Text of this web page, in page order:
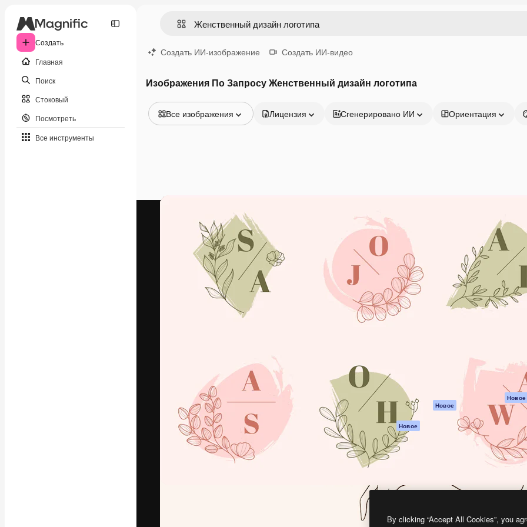
Создать
Главная
Поиск
Стоковый
Посмотреть
Все инструменты
Создать ИИ-изображение Создать ИИ-видео
Изображения По Запросу Женственный дизайн логотипа
Все изображения
Видео
Моушн-дизайн
Видеошаблоны
Лицензия Сгенерировано ИИ Ориентация
Креативная платформа для создания
ваших лучших работ. Более 1 миллиона
подписчиков среди креаторов,
предприятий, агентств и студий.
Продукция
Spaces
ИИ-помощник
Генератор
изображений ИИ
на основе ИИ
Стоковый контент
MCP для
Claude/ChatGPT
Новое
Агенты Новое
API
Мобильное
приложение
Magnific
Начать
Academy
Документация
Пакету ИИ
положения
Политика
Новое
Политика
cookie
Центр доверия
Партнеры
Предприятие
By clicking “Accept All Cookies”, you